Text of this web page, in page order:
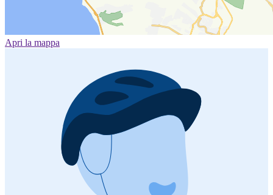
Apri la mappa